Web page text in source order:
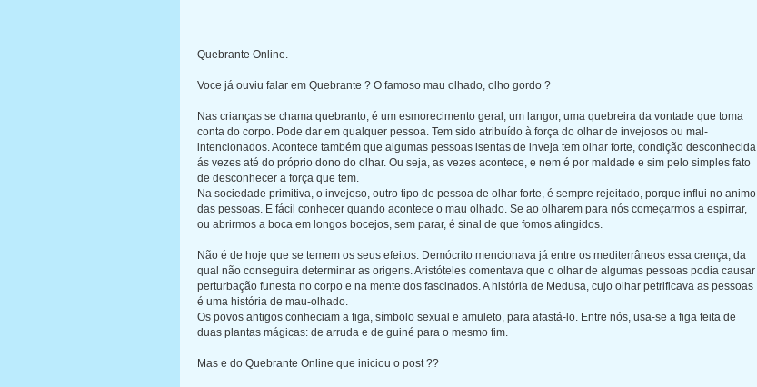
Quebrante Online.
Voce já ouviu falar em Quebrante ? O famoso mau olhado, olho gordo ?
Nas crianças se chama quebranto, é um esmorecimento geral, um langor, uma quebreira da vontade que toma
conta do corpo. Pode dar em qualquer pessoa. Tem sido atribuído à força do olhar de invejosos ou mal-
intencionados. Acontece também que algumas pessoas isentas de inveja tem olhar forte, condição desconhecida
ás vezes até do próprio dono do olhar. Ou seja, as vezes acontece, e nem é por maldade e sim pelo simples fato
de desconhecer a força que tem.
Na sociedade primitiva, o invejoso, outro tipo de pessoa de olhar forte, é sempre rejeitado, porque influi no animo
das pessoas. E fácil conhecer quando acontece o mau olhado. Se ao olharem para nós começarmos a espirrar,
ou abrirmos a boca em longos bocejos, sem parar, é sinal de que fomos atingidos.
Não é de hoje que se temem os seus efeitos. Demócrito mencionava já entre os mediterrâneos essa crença, da
qual não conseguira determinar as origens. Aristóteles comentava que o olhar de algumas pessoas podia causar
perturbação funesta no corpo e na mente dos fascinados. A história de Medusa, cujo olhar petrificava as pessoas
é uma história de mau-olhado.
Os povos antigos conheciam a figa, símbolo sexual e amuleto, para afastá-lo. Entre nós, usa-se a figa feita de
duas plantas mágicas: de arruda e de guiné para o mesmo fim.
Mas e do Quebrante Online que iniciou o post ??